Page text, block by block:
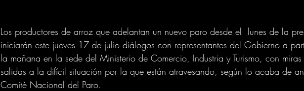
Los productores de arroz que adelantan un nuevo paro desde el  lunes de la
iniciarán este jueves 17 de julio diálogos con representantes del Gobierno a
la mañana en la sede del Ministerio de Comercio, Industria y Turismo, con
salidas a la difícil situación por la que están atravesando, según lo acaba de
Comité Nacional del Paro.